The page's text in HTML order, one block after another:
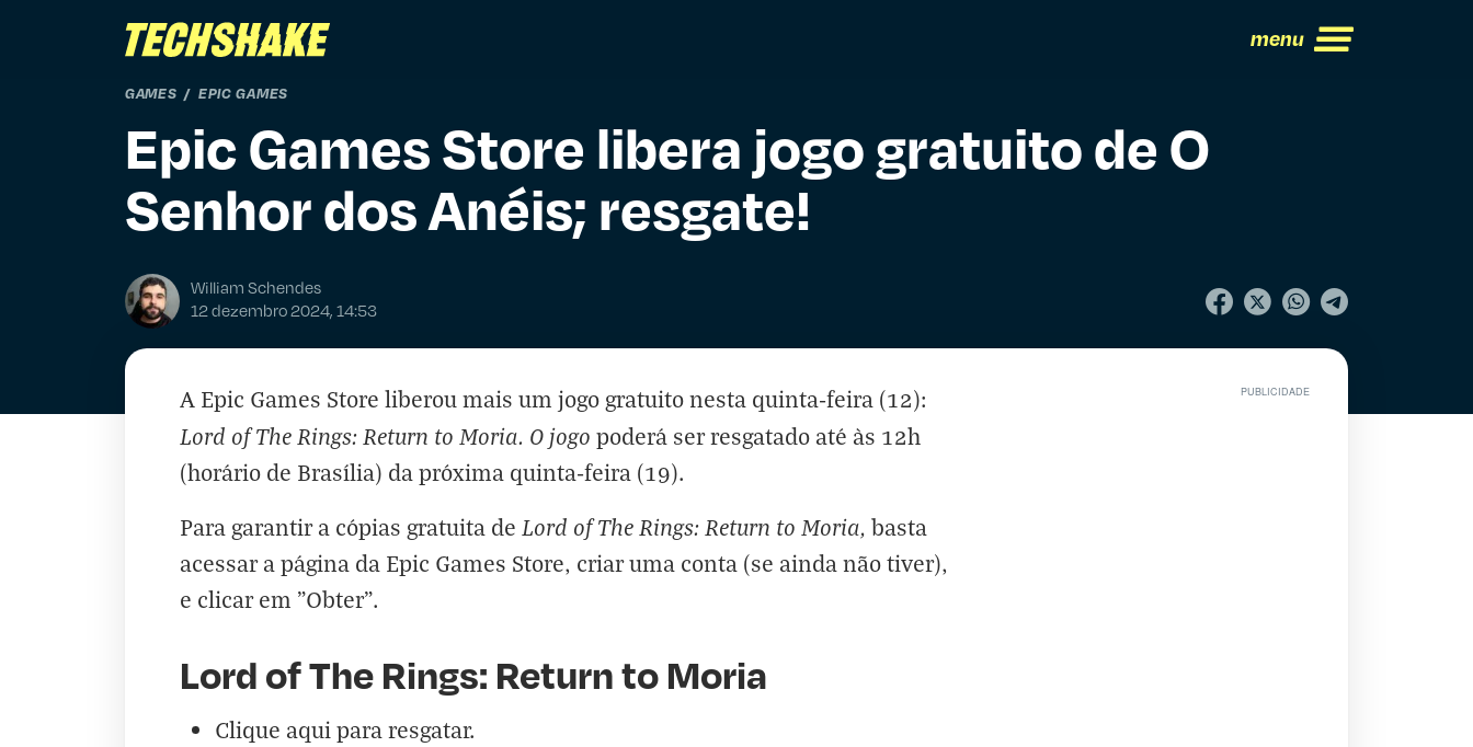
menu
GAMES EPIC GAMES
Epic Games Store libera jogo gratuito de O
Senhor dos Anéis; resgate!
William Schendes
12 dezembro 2024, 14:53
A Epic Games Store liberou mais um jogo gratuito nesta quinta-feira (12):
Lord of The Rings: Return to Moria. O jogo poderá ser resgatado até às 12h
(horário de Brasília) da próxima quinta-feira (19).
Para garantir a cópias gratuita de Lord of The Rings: Return to Moria, basta
acessar a página da Epic Games Store, criar uma conta (se ainda não tiver),
e clicar em "Obter".
Lord of The Rings: Return to Moria
Clique aqui para resgatar.